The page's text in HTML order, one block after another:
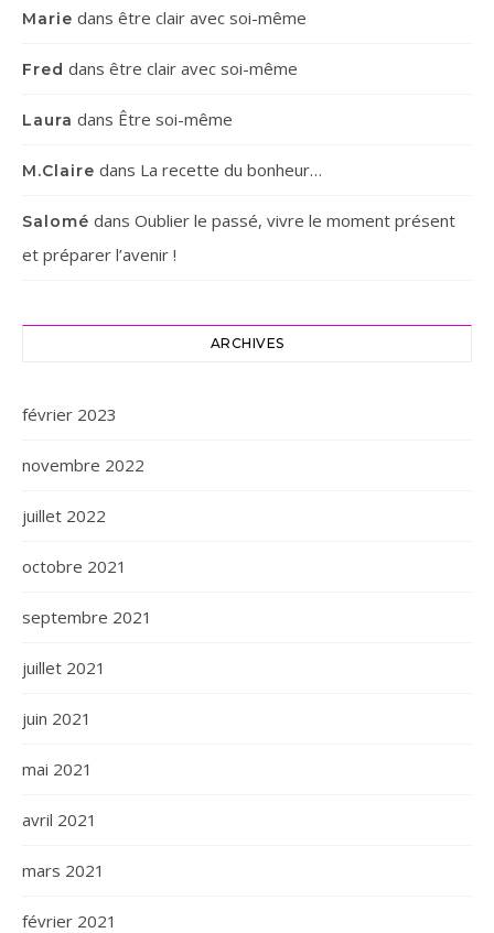
Marie dans être clair avec soi-même
Fred dans être clair avec soi-même
Laura dans Être soi-même
M.Claire dans La recette du bonheur…
Salomé dans Oublier le passé, vivre le moment présent
et préparer l’avenir !
ARCHIVES
février 2023
novembre 2022
juillet 2022
octobre 2021
septembre 2021
juillet 2021
juin 2021
mai 2021
avril 2021
mars 2021
février 2021